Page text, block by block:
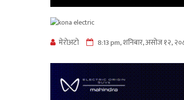
मेराेअटाे 8:13 pm, शनिबार, असोज १२,